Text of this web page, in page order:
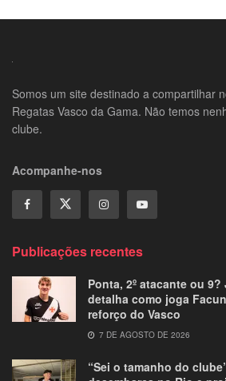
Somos um site destinado a compartilhar
Regatas Vasco da Gama. Não temos
clube.
Acompanhe-nos
Publicações recentes
Ponta, 2º atacante ou
detalha como joga
reforço do Vasco
7 DE AGOSTO DE 2026
“Sei o tamanho do